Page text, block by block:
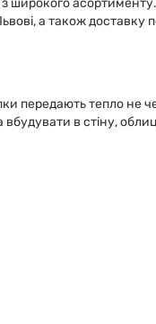
а також доставку
передають тепло не
вбудувати в стіну,